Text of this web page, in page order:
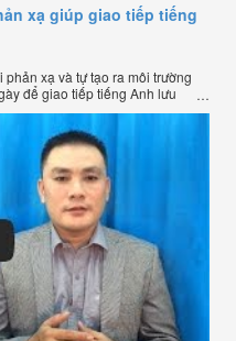
xạ giúp giao tiếp tiếng
xạ và tự tạo ra môi trường
để giao tiếp tiếng Anh lưu
Thắng - đồng sáng lập
trực tuyến chặt chẽ nhất thế